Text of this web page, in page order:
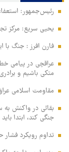
رئیس‌جمهور:
یحیی سریع: مرکز
فارن افرز : جنگ با
عراقچی در پیامی
متکی باشیم و
مقاومت اسلامی
بقائی در واکنش به
جنگی کند، ابتدا
تداوم رویکرد فشار